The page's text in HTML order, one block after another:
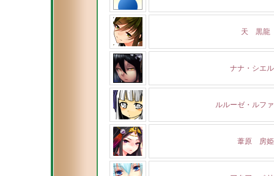
天 黒龍
ナナ・シエ
ルルーゼ・ルフ
葦原 房姫